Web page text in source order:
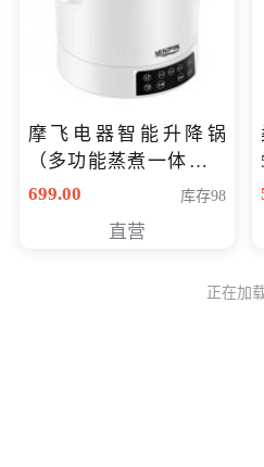
摩飞电器智能升降锅
（多功能蒸煮一体锅）
（智能升降养生锅） 会
699.00 库存98
直营
正在加载